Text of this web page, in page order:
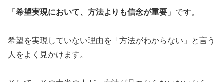
「 希望実現において、方法よりも信念が重要 」です。
希望を実現していない理由を「方法がわからない」と言う
人をよく見かけます。